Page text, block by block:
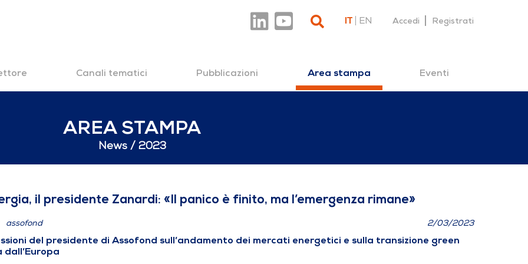
IT EN Accedi Registrati
Canali tematici Pubblicazioni Area stampa Eventi
AREA STAMPA
News 2023
Zanardi: «Il panico è finito, ma
il presidente Zanardi: «Il panico è finito, ma l’emergenza rimane»
assofond 2/03/2023
del presidente di Assofond sull’andamento dei mercati energetici e sulla transizione green
dall’Europa